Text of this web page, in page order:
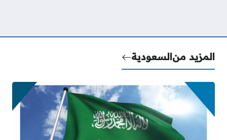
المزيد منالسعودية